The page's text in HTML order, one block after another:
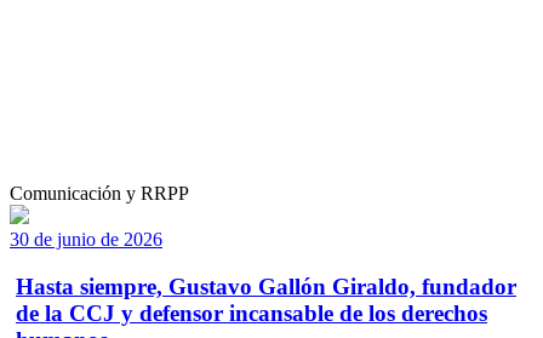
Comunicación y RRPP
30 de junio de 2026
Hasta siempre, Gustavo Gallón Giraldo, fundador
de la CCJ y defensor incansable de los derechos